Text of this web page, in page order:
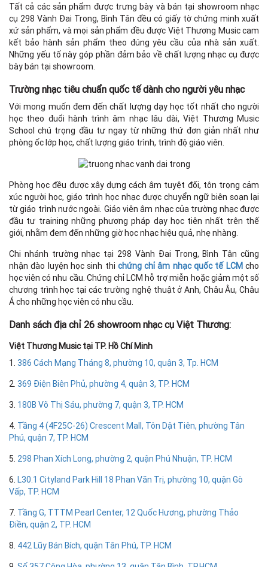
Tất cả các sản phẩm được trưng bày và bán tại showroom nhạc
cụ 298 Vành Đai Trong, Bình Tân đều có giấy tờ chứng minh xuất
xứ sản phẩm, và mọi sản phẩm đều được Việt Thương Music cam
kết bảo hành sản phẩm theo đúng yêu cầu của nhà sản xuất.
Những yếu tố này góp phần đảm bảo về chất lượng nhạc cụ được
bày bán tại showroom.
Trường nhạc tiêu chuẩn quốc tế dành cho người yêu nhạc
Với mong muốn đem đến chất lượng dạy học tốt nhất cho người
học theo đuổi hành trình âm nhạc lâu dài, Việt Thương Music
School chú trọng đầu tư ngay từ những thứ đơn giản nhất như
phòng ốc lớp học, chất lượng giáo trình, trình độ giáo viên.
Phòng học đều được xây dựng cách âm tuyệt đối, tôn trọng cảm
xúc người học, giáo trình học nhạc được chuyển ngữ biên soạn lại
từ giáo trình nước ngoài. Giáo viên âm nhạc của trường nhạc được
đầu tư training những phương pháp dạy học tiên nhất trên thế
giới, nhằm đem đến những giờ học nhạc hiệu quả, nhẹ nhàng.
Chi nhánh trường nhạc tại 298 Vành Đai Trong, Bình Tân cũng
nhận đào luyện học sinh thi chứng chỉ âm nhạc quốc tế LCMcho
học viên có nhu cầu. Chứng chỉ LCM hỗ trợ miễn hoặc giảm một số
chương trình học tại các trường nghệ thuật ở Anh, Châu Âu, Châu
Á cho những học viên có nhu cầu.
Danh sách địa chỉ 26 showroom nhạc cụ Việt Thương:
Việt Thương Music tại TP. Hồ Chí Minh
1. 386 Cách Mạng Tháng 8, phường 10, quận 3, Tp. HCM
2. 369 Điện Biên Phủ, phường 4, quận 3, TP. HCM
3. 180B Võ Thị Sáu, phường 7, quận 3, TP. HCM
4. Tầng 4 (4F25C-26) Crescent Mall, Tôn Dật Tiên, phường Tân
Phú, quận 7, TP. HCM
5. 298 Phan Xích Long, phường 2, quận Phú Nhuận, TP. HCM
6. L30.1 Cityland Park Hill 18 Phan Văn Trị, phường 10, quận Gò
Vấp, TP. HCM
7. Tầng G, TTTM Pearl Center, 12 Quốc Hương, phường Thảo
Điền, quận 2, TP. HCM
8. 442 Lũy Bán Bích, quận Tân Phú, TP. HCM